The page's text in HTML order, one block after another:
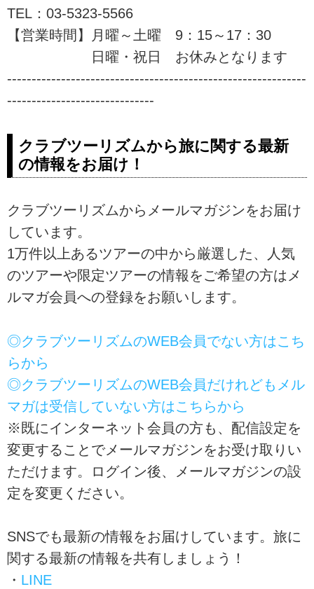
TEL：03-5323-5566
【営業時間】月曜～土曜 9：15～17：30
日曜・祝日 お休みとなります
-------------------------------------------------------------
------------------------------
クラブツーリズムから旅に関する最新
の情報をお届け！
クラブツーリズムからメールマガジンをお届け
しています。
1万件以上あるツアーの中から厳選した、人気
のツアーや限定ツアーの情報をご希望の方はメ
ルマガ会員への登録をお願いします。
◎クラブツーリズムのWEB会員でない方はこち
らから
◎クラブツーリズムのWEB会員だけれどもメル
マガは受信していない方はこちらから
※既にインターネット会員の方も、配信設定を
変更することでメールマガジンをお受け取りい
ただけます。ログイン後、メールマガジンの設
定を変更ください。
SNSでも最新の情報をお届けしています。旅に
関する最新の情報を共有しましょう！
・ LINE